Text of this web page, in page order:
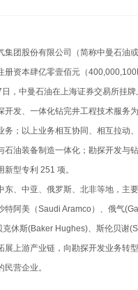
集团股份有限公司（简称中曼石油
册资本肆亿零壹佰元（
，中曼石油在上海证券交易所挂
开发、一体化钻完井工程技术服务
务；以上业务相互协同、相互拉动
石油装备制造一体化；勘探开发与
型专利 251 项。
东、中亚、俄罗斯、北非等地，主
特阿美（Saudi Aramco）、俄气
克休斯(Baker Hughes)、斯伦贝谢
展上游产业链，向勘探开发业务转
营企业。